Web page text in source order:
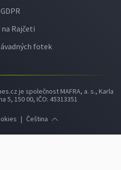
GDPR
Rajčeti
fotek
je společnost MAFRA, a. s., Karla
5, 150 00, IČO: 45313351
| Čeština